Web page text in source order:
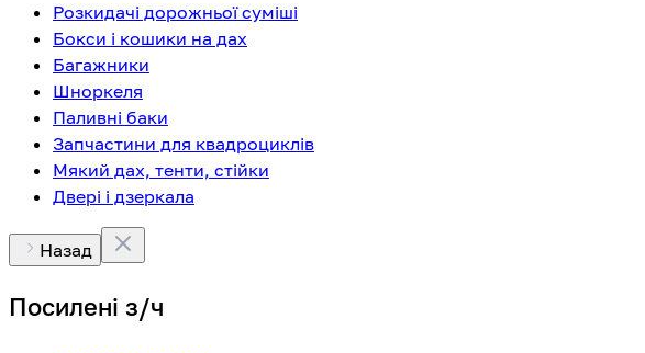
Розкидачі дорожньої суміші
Бокси і кошики на дах
Багажники
Шноркеля
Паливні баки
Запчастини для квадроциклів
Мякий дах, тенти, стійки
Двері і дзеркала
Назад
Посилені з/ч